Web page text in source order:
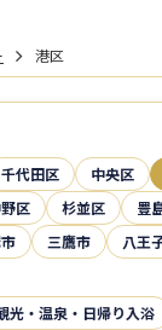
港区
千代田区 中央区
区 杉並区 豊
三鷹市 八王
光・温泉・日帰り入浴